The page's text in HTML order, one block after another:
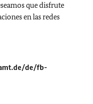
que disfrute
en las redes
de/fb-